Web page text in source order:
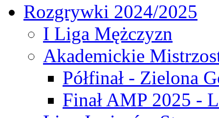
Rozgrywki 2024/2025
I Liga Mężczyzn
Akademickie
Półfinał - Zielona
Finał AMP 2025 -